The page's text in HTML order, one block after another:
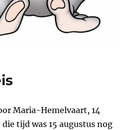
Maria-Hemelvaart, 14
tijd was 15 augustus nog